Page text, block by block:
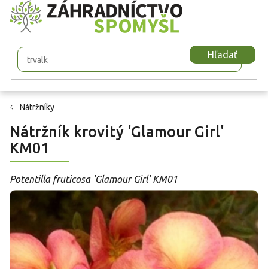
Prejsť
na
obsah
Hľadať
Nátržníky
Nátržník krovitý 'Glamour Girl'
KM01
Potentilla fruticosa 'Glamour Girl' KM01